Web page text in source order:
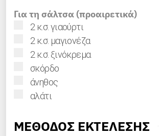
Για τη σάλτσα (προαιρετικά)
▢
2 κ.σ. γιαούρτι
▢
2 κ.σ. μαγιονέζα
▢
2 κ.σ. ξινόκρεμα
▢
σκόρδο
▢
άνηθος
▢
αλάτι
ΜΕΘΟΔΟΣ ΕΚΤΕΛΕΣΗΣ